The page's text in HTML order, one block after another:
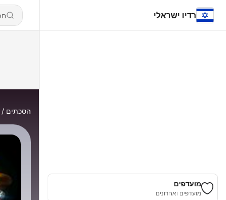
רדיו ישראלי
מועדפים
מועדפים ואחרונים
הסכתים